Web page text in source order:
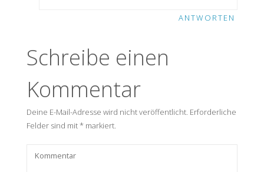
ANTWORTEN
Schreibe einen
Kommentar
Deine E-Mail-Adresse wird nicht veröffentlicht. Erforderliche
Felder sind mit*markiert.